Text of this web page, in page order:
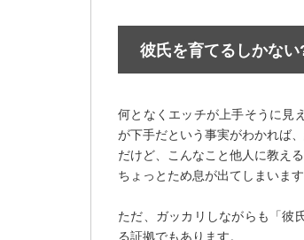
彼氏を育てるしかな
何となくエッチが上手そうに見
が下手だという事実がわかれば
だけど、こんなこと他人に教え
ちょっとため息が出てしまいます
ただ、ガッカリしながらも「彼
る証拠でもあります。